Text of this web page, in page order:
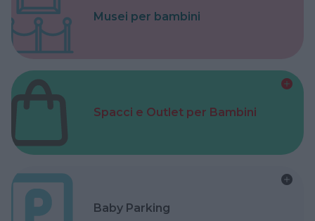
Musei per bambini
Spacci e Outlet per Bambini
Baby Parking